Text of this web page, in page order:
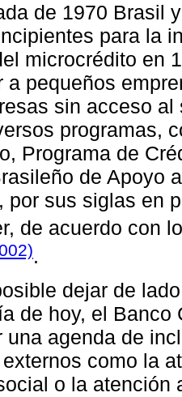
de 1970 Brasil
para la
microcrédito en
a pequeños
sin acceso
programas,
Programa de
de Apoyo
por sus siglas en
de acuerdo con
.
dejar de
de hoy, el Banco
una agenda de
como la
o la atención